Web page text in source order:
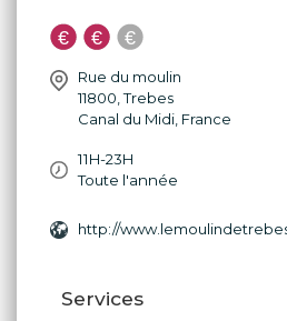
Rue du moulin
11800,Trebes
Canal du Midi, France
11H-23H
Toute l'année
http://
Services